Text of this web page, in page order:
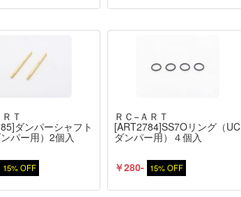
Ｔ
ダンパーシャフト
パー用）2個入
15% OFF
ＲＣ−ＡＲＴ
[ART2784]SS7Oリング（UC
ダンパー用）４個入
￥280- 15% OFF